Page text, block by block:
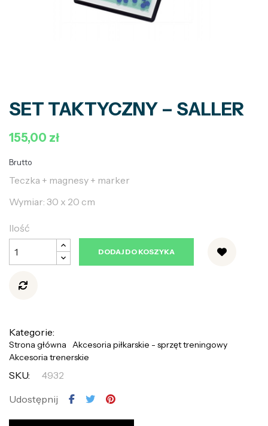
SET TAKTYCZNY – SALLER
155,00 zł
Brutto
Teczka + magnesy + marker
Wymiar: 30 x 20 cm
Ilość
DODAJ DO KOSZYKA
Kategorie:
Strona główna
Akcesoria piłkarskie - sprzęt treningowy
Akcesoria trenerskie
SKU:
4932
Udostępnij